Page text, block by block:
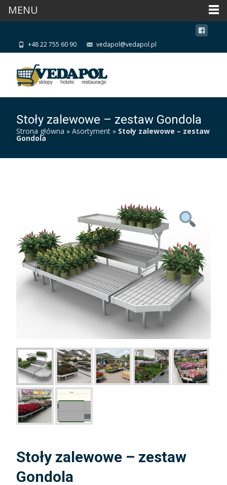
+48 22 755 60 90 vedapol@vedapol.pl
Stoły zalewowe – zestaw Gondola
Strona główna » Asortyment » Stoły zalewowe – zestaw
Gondola
Stoły zalewowe – zestaw
Gondola
MENU